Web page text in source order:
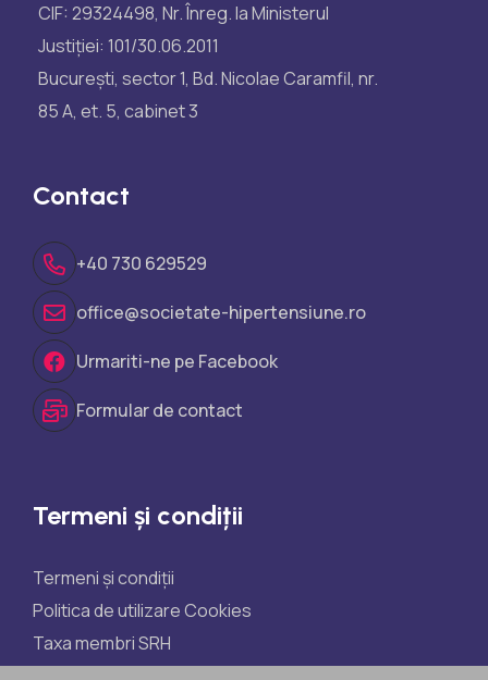
CIF: 29324498, Nr. Înreg. la Ministerul
Justiției: 101/30.06.2011
București, sector 1, Bd. Nicolae Caramfil, nr.
85 A, et. 5, cabinet 3
Contact
+40 730 629529
office@societate-hipertensiune.ro
Urmariti-ne pe Facebook
Formular de contact
Termeni și condiții
Termeni și condiții
Politica de utilizare Cookies
Taxa membri SRH